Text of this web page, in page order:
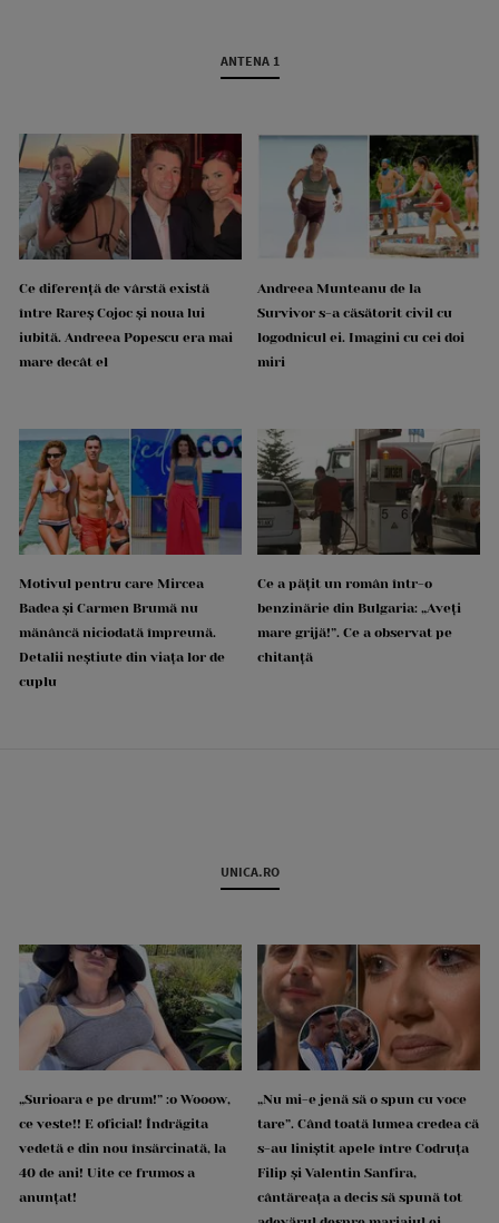
ANTENA 1
Ce diferență de vârstă există
între Rareș Cojoc și noua lui
iubită. Andreea Popescu era mai
mare decât el
Andreea Munteanu de la
Survivor s-a căsătorit civil cu
logodnicul ei. Imagini cu cei doi
miri
Motivul pentru care Mircea
Badea și Carmen Brumă nu
mănâncă niciodată împreună.
Detalii neștiute din viața lor de
cuplu
Ce a pățit un român într-o
benzinărie din Bulgaria: „Aveți
mare grijă!”. Ce a observat pe
chitanță
UNICA.RO
„Surioara e pe drum!” :o Wooow,
ce veste!! E oficial! Îndrăgita
vedetă e din nou însărcinată, la
40 de ani! Uite ce frumos a
anunțat!
„Nu mi-e jenă să o spun cu voce
tare”. Când toată lumea credea că
s-au liniștit apele între Codruța
Filip și Valentin Sanfira,
cântăreața a decis să spună tot